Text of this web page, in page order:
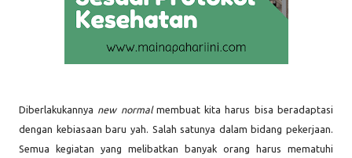
Diberlakukannya new normalmembuat kita harus bisa beradaptasi
dengan kebiasaan baru yah. Salah satunya dalam bidang pekerjaan.
Semua kegiatan yang melibatkan banyak orang harus mematuhi